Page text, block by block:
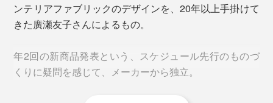
密に織る分、暖かさは十分でしたが、重さもありました
ンテリアファブリックのデザインを、20年以上手掛けて
きた廣瀬友子さんによるもの。
年2回の新商品発表という、スケジュール先行のものづ
くりに疑問を感じて、メーカーから独立。